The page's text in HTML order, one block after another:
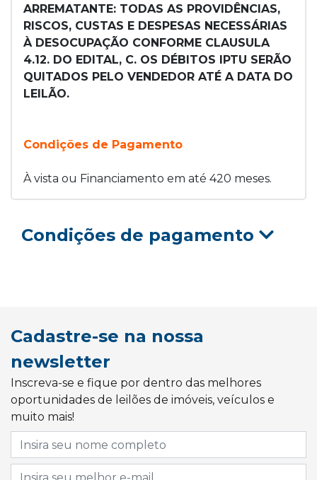
ARREMATANTE: TODAS AS PROVIDÊNCIAS,
RISCOS, CUSTAS E DESPESAS NECESSÁRIAS
À DESOCUPAÇÃO CONFORME CLAUSULA
4.12. DO EDITAL, C. OS DÉBITOS IPTU SERÃO
QUITADOS PELO VENDEDOR ATÉ A DATA DO
LEILÃO.
Condições de Pagamento
À vista ou Financiamento em até 420 meses.
Condições de pagamento
Cadastre-se na nossa
newsletter
Inscreva-se e fique por dentro das melhores
oportunidades de leilões de imóveis, veículos e
muito mais!